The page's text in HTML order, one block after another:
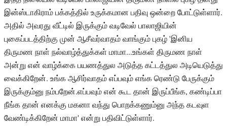
இன்ஸ்டாகிராம் பக்கத்தில் உருக்கமான பதிவு ஒன்றை போட்டுள்ளார்.
அதில் அவரது வீட்டில் இருக்கும் வடிவேல் பாலாஜியின்
புகைப்படத்திற்கு முன் ஆசீவர்வாதம் வாங்கும் புகழ் 'இனிய
திருமண நாள் நல்வாழ்த்துக்கள் மாமா...உங்கள் திருமண நாள்
அன்று என் வாழ்க்கை பயணத்துல அடுத்த கட்டத்துல அடியெடுத்து
வைக்கிறேன். உங்க ஆசிர்வாதம் எப்பவும் எங்க ரெண்டு பேருக்கும்
இருக்கும்னு நம்பறேன்.எப்பவும் என் கூட தான் இருப்பீங்க, கண்டிப்பா
நீங்க தான் எனக்கு மகனா வந்து பொறக்கணும்னு அந்த கடவுள
வேண்டிக்கிறேன் மாமா' என்று பதிவிட்டுள்ளார்.